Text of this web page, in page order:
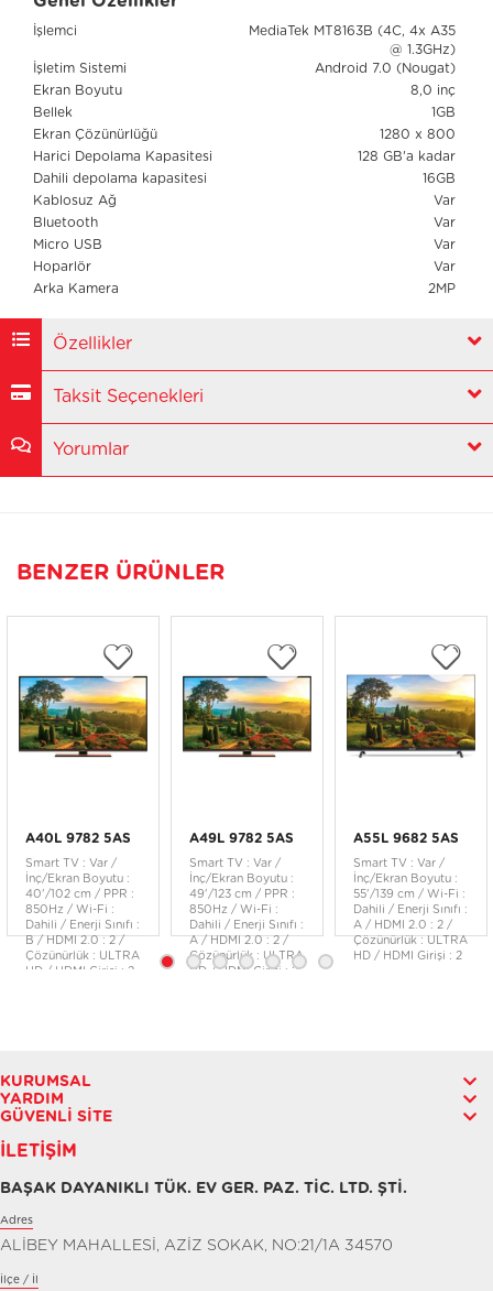
İşlemci
MediaTek MT8163B (4C, 4x A35
@ 1.3GHz)
İşletim Sistemi
Android 7.0 (Nougat)
Ekran Boyutu
8,0 inç
Bellek
1GB
Ekran Çözünürlüğü
1280 x 800
Harici Depolama Kapasitesi
128 GB'a kadar
Dahili depolama kapasitesi
16GB
Kablosuz Ağ
Var
Bluetooth
Var
Micro USB
Var
Hoparlör
Var
Arka Kamera
2MP
Özellikler
Taksit Seçenekleri
Yorumlar
BENZER ÜRÜNLER
A40L 9782 5AS
Smart TV : Var /
İnç/Ekran Boyutu :
40'/102 cm / PPR :
850Hz / Wi-Fi :
Dahili / Enerji Sınıfı :
B / HDMI 2.0 : 2 /
Çözünürlük : ULTRA
HD / HDMI Girişi : 2
A49L 9782 5AS
Smart TV : Var /
İnç/Ekran Boyutu :
49'/123 cm / PPR :
850Hz / Wi-Fi :
Dahili / Enerji Sınıfı :
A / HDMI 2.0 : 2 /
Çözünürlük : ULTRA
HD / HDMI Girişi : 2
A55L 9682 5AS
Smart TV : Var /
İnç/Ekran Boyutu :
55'/139 cm / Wi-Fi :
Dahili / Enerji Sınıfı :
A / HDMI 2.0 : 2 /
Çözünürlük : ULTRA
HD / HDMI Girişi : 2
KURUMSAL
YARDIM
GÜVENLI SITE
İLETIŞIM
BAŞAK DAYANIKLI TÜK. EV GER. PAZ. TİC. LTD. ŞTİ.
Adres
ALİBEY MAHALLESİ, AZİZ SOKAK, NO:21/1A 34570
İlçe / İl